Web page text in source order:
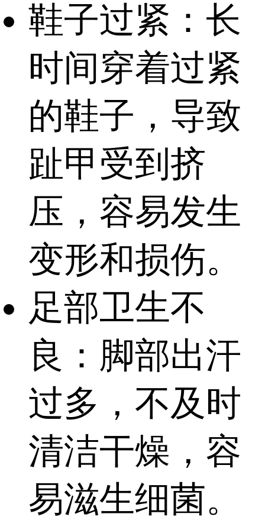
鞋子过紧：长
时间穿着过紧
的鞋子，导致
趾甲受到挤
压，容易发生
变形和损伤。
足部卫生不
良：脚部出汗
过多，不及时
清洁干燥，容
易滋生细菌。